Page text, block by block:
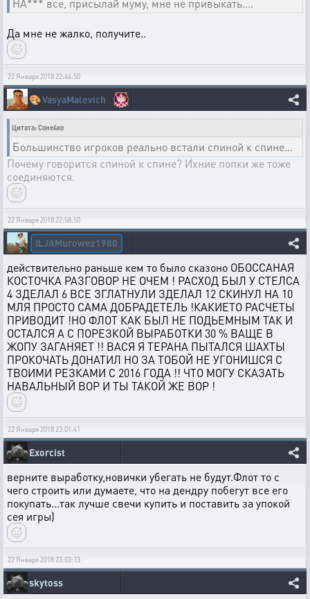
НА*** все, присылай муму, мне не привыкать....
Да мне не жалко, получите..
22 Января 2018 22:46:50
🎨VasyaMalevich
Цитата: Соне4ко
Большинство игроков реально встали спиной к спине...
Почему говорится спиной к спине? Ихние попки же тоже
соединяются.
22 Января 2018 22:58:50
ILJAMurowez1980
действительно раньше кем то было сказоно ОБОССАНАЯ
КОСТОЧКА РАЗГОВОР НЕ ОЧЕМ ! РАСХОД БЫЛ У СТЕЛСА
4 ЗДЕЛАЛ 6 ВСЕ ЗГЛАТНУЛИ ЗДЕЛАЛ 12 СКИНУЛ НА 10
МЛЯ ПРОСТО САМА ДОБРАДЕТЕЛЬ !КАКИЕТО РАСЧЕТЫ
ПРИВОДИТ !НО ФЛОТ КАК БЫЛ НЕ ПОДЬЕМНЫМ ТАК И
ОСТАЛСЯ А С ПОРЕЗКОЙ ВЫРАБОТКИ 30 % ВАЩЕ В
ЖОПУ ЗАГАНЯЕТ !! ВАСЯ Я ТЕРАНА ПЫТАЛСЯ ШАХТЫ
ПРОКОЧАТЬ ДОНАТИЛ НО ЗА ТОБОЙ НЕ УГОНИШСЯ С
ТВОИМИ РЕЗКАМИ С 2016 ГОДА !! ЧТО МОГУ СКАЗАТЬ
НАВАЛЬНЫЙ ВОР И ТЫ ТАКОЙ ЖЕ ВОР !
22 Января 2018 23:01:41
Exorcist
верните выработку,новички убегать не будут.Флот то с
чего строить или думаете, что на дендру побегут все его
покупать...так лучше свечи купить и поставить за упокой
сея игры)
22 Января 2018 23:03:13
skytoss